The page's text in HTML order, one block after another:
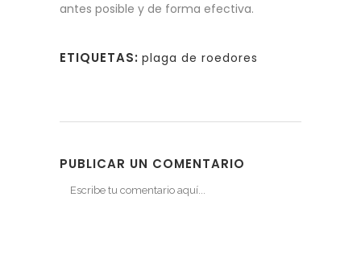
antes posible y de forma efectiva.
ETIQUETAS: plaga de roedores
PUBLICAR UN COMENTARIO